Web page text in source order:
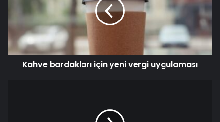
Kahve bardakları için yeni vergi uygulaması